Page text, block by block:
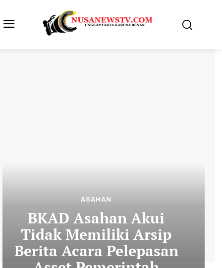
ASAHAN
BKAD Asahan Akui
Tidak Memiliki Arsip
Berita Acara Pelepasan